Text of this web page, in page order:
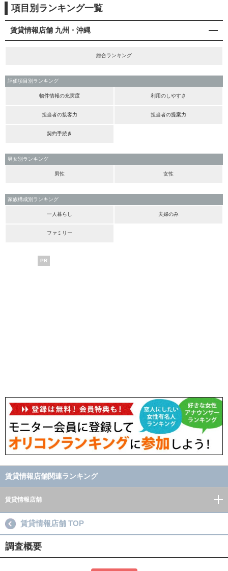
項目別ランキング一覧
賃貸情報店舗 九州・沖縄
総合ランキング
評価項目別ランキング
物件情報の充実度 利用のしやすさ
担当者の接客力 担当者の提案力
契約手続き
男女別ランキング
男性 女性
家族構成別ランキング
一人暮らし 夫婦のみ
ファミリー
PR
賃貸情報店舗関連ランキング
賃貸情報店舗
賃貸情報店舗 TOP
調査概要